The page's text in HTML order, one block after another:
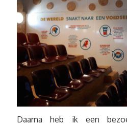
Daarna heb ik een